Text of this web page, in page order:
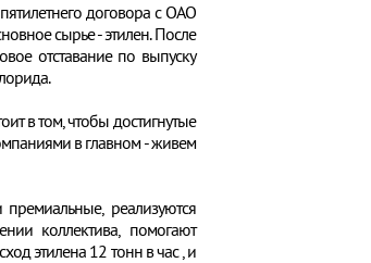
договора с ОАО
сырье - этилен. После
отставание по выпуску
в том, чтобы достигнутые
в главном - живем
реализуются
коллектива, помогают
этилена 12 тонн в час , и